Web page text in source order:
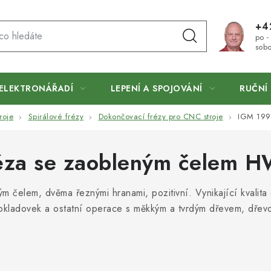
po
LEPENÍ A SPOJOVÁNÍ RUČNÍ
Spirálové frézy Dokončovací frézy pro CNC stroje IGM
se zaobleným čelem
čelem, dvěma řeznými hranami, pozitivní. Vynikající
a ostatní operace s měkkým a tvrdým dřevem,